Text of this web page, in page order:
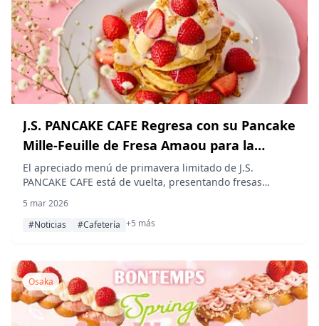
J.S. PANCAKE CAFE Regresa con su Pancake
Mille-Feuille de Fresa Amaou para la
Primavera
El apreciado menú de primavera limitado de J.S.
PANCAKE CAFE está de vuelta, presentando fresas
desde el 12 de marzo hasta principios de mayo en
locales a lo largo de Japón.
5 mar 2026
#Noticias
#Cafetería +5 más
Osaka